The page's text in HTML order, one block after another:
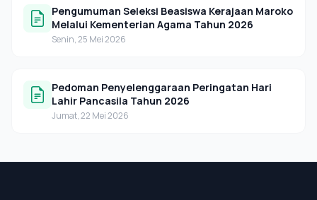
Pengumuman Seleksi Beasiswa Kerajaan Maroko
Melalui Kementerian Agama Tahun 2026
Senin, 25 Mei 2026
Pedoman Penyelenggaraan Peringatan Hari
Lahir Pancasila Tahun 2026
Jumat, 22 Mei 2026